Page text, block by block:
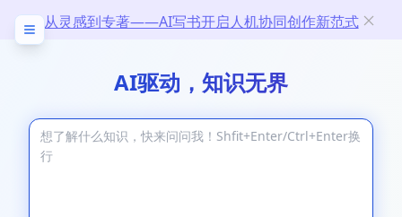
从灵感到专著——AI写书开启人机协同创作新范式
AI驱动，知识无界